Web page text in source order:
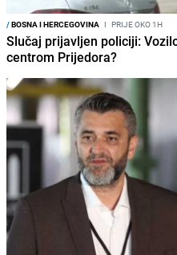
/BOSNA I HERCEGOVINA I PRIJE OKO 1H
Slučaj prijavljen policiji:
centrom Prijedora?